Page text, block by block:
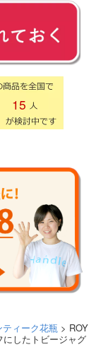
15
ティーク花瓶 > ROY
したトビージャグ